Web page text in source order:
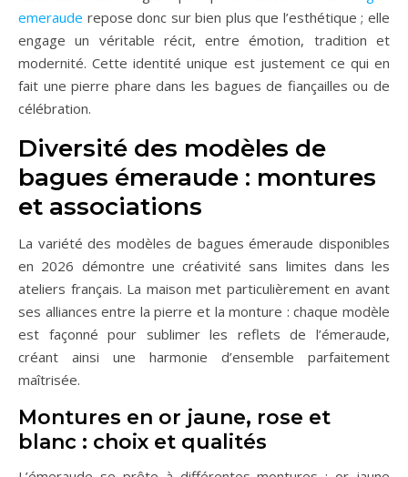
emeraude repose donc sur bien plus que l’esthétique ; elle
engage un véritable récit, entre émotion, tradition et
modernité. Cette identité unique est justement ce qui en
fait une pierre phare dans les bagues de fiançailles ou de
célébration.
Diversité des modèles de
bagues émeraude : montures
et associations
La variété des modèles de bagues émeraude disponibles
en 2026 démontre une créativité sans limites dans les
ateliers français. La maison met particulièrement en avant
ses alliances entre la pierre et la monture : chaque modèle
est façonné pour sublimer les reflets de l’émeraude,
créant ainsi une harmonie d’ensemble parfaitement
maîtrisée.
Montures en or jaune, rose et
blanc : choix et qualités